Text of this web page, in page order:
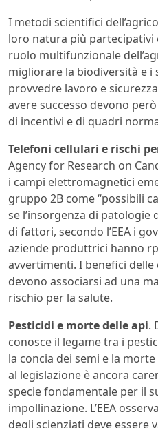
I metodi scientifici
loro natura più partecipativi
ruolo multifunzionale
migliorare la biodiversità e i
provvedre lavoro e
avere successo devono
di incentivi e di quadri
Telefoni cellulari e rischi
Agency for Research on
i campi elettromagnetici
gruppo 2B come “possibili
se l’insorgenza di
di fattori, secondo l’EEA i
aziende produttrici hanno
avvertimenti. I benefici
devono associarsi ad una
rischio per la salute.
Pesticidi e morte delle api.
conosce il legame tra i
la concia dei semi e la
al legislazione è ancora
specie fondamentale per il
impollinazione. L’EEA
degli scienziati deve